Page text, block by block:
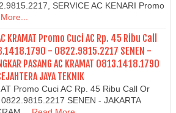
SERVICE AC KENARI Promo
KRAMAT Promo Cuci AC Rp. 45 Ribu Call
- 0822.9815.2217 SENEN -
PASANG AC KRAMAT 0813.1418.1790
JAYA TEKNIK
Promo Cuci AC Rp. 45 Ribu Call Or
SENEN - JAKARTA